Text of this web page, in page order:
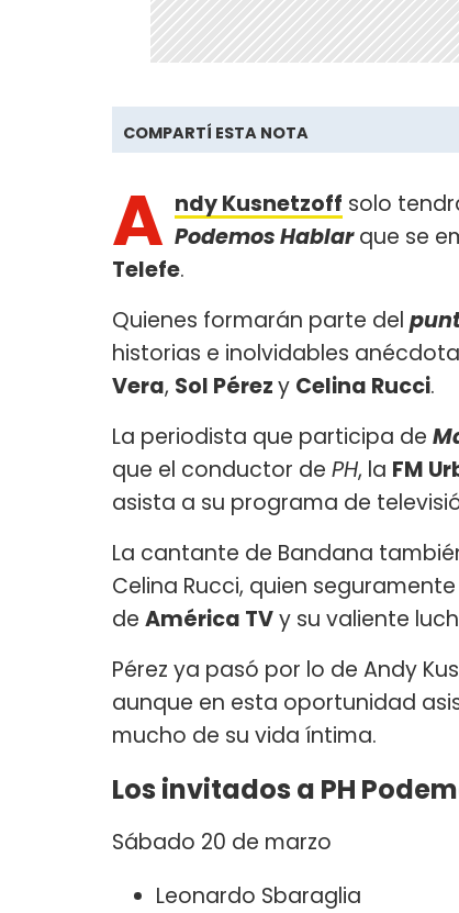
COMPARTÍ ESTA NOTA
A ndy Kusnetzoff solo
Podemos Hablarque se
Telefe.
Quienes formarán parte del
historias e inolvidables
Vera, Sol Pérezy Celina Rucci.
La periodista que participa de
que el conductor de PH, la FM
asista a su programa de
La cantante de Bandana
Celina Rucci, quien
de América TVy su valiente
Pérez ya pasó por lo de Andy
aunque en esta oportunidad
mucho de su vida íntima.
Los invitados a PH
Sábado 20 de marzo
Leonardo Sbaraglia